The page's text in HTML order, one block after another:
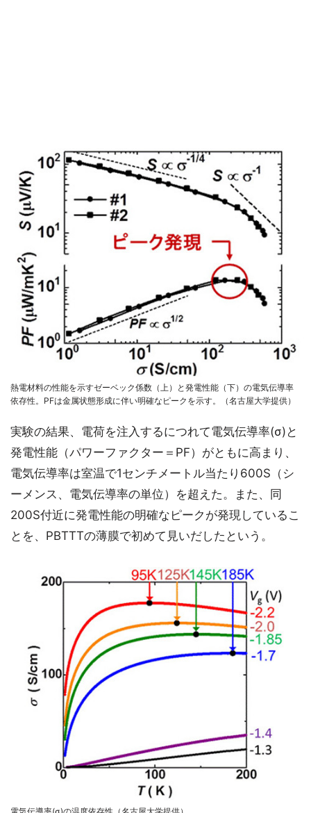
熱電材料の性能を示すゼーベック係数（上）と発電性能（下）の電気伝導率
依存性。PFは金属状態形成に伴い明確なピークを示す。（名古屋大学提供）
実験の結果、電荷を注入するにつれて電気伝導率(σ)と
発電性能（パワーファクター＝PF）がともに高まり、
電気伝導率は室温で1センチメートル当たり600S（シ
ーメンス、電気伝導率の単位）を超えた。また、同
200S付近に発電性能の明確なピークが発現しているこ
とを、PBTTTの薄膜で初めて見いだしたという。